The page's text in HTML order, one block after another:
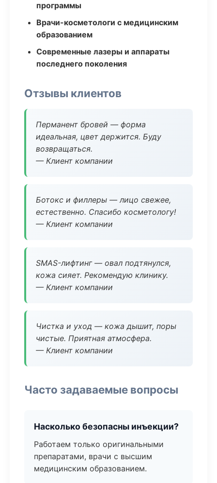
программы
Врачи-косметологи с медицинским
образованием
Современные лазеры и аппараты
последнего поколения
Отзывы клиентов
Перманент бровей — форма
идеальная, цвет держится. Буду
возвращаться.
— Клиент компании
Ботокс и филлеры — лицо свежее,
естественно. Спасибо косметологу!
— Клиент компании
SMAS-лифтинг — овал подтянулся,
кожа сияет. Рекомендую клинику.
— Клиент компании
Чистка и уход — кожа дышит, поры
чистые. Приятная атмосфера.
— Клиент компании
Часто задаваемые вопросы
Насколько безопасны инъекции?
Работаем только оригинальными
препаратами, врачи с высшим
медицинским образованием.